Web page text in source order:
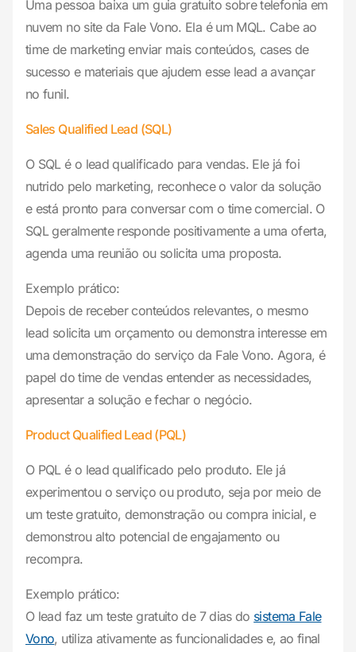
Uma pessoa baixa um guia gratuito sobre telefonia em
nuvem no site da Fale Vono. Ela é um MQL. Cabe ao
time de marketing enviar mais conteúdos, cases de
sucesso e materiais que ajudem esse lead a avançar
no funil.
Sales Qualified Lead (SQL)
O SQL é o lead qualificado para vendas. Ele já foi
nutrido pelo marketing, reconhece o valor da solução
e está pronto para conversar com o time comercial. O
SQL geralmente responde positivamente a uma oferta,
agenda uma reunião ou solicita uma proposta.
Exemplo prático:
Depois de receber conteúdos relevantes, o mesmo
lead solicita um orçamento ou demonstra interesse em
uma demonstração do serviço da Fale Vono. Agora, é
papel do time de vendas entender as necessidades,
apresentar a solução e fechar o negócio.
Product Qualified Lead (PQL)
O PQL é o lead qualificado pelo produto. Ele já
experimentou o serviço ou produto, seja por meio de
um teste gratuito, demonstração ou compra inicial, e
demonstrou alto potencial de engajamento ou
recompra.
Exemplo prático:
O lead faz um teste gratuito de 7 dias do sistema Fale
Vono, utiliza ativamente as funcionalidades e, ao final